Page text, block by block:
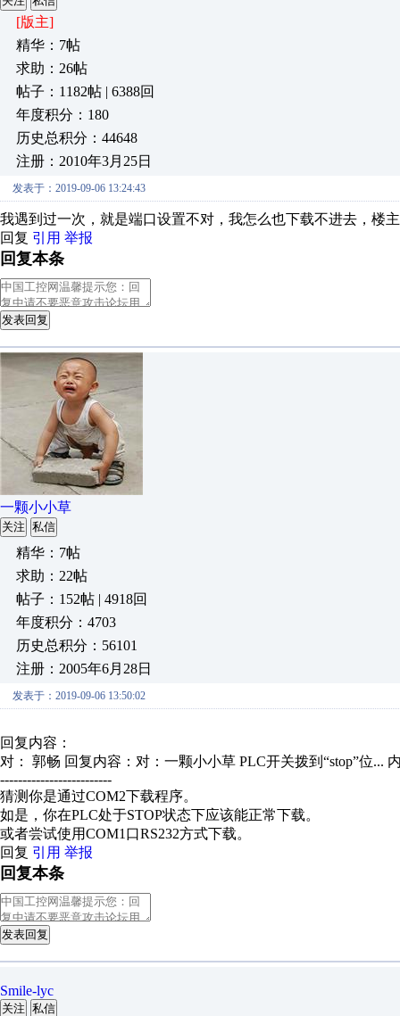
[版主]
精华：7帖
求助：26帖
帖子：1182帖 | 6388回
年度积分：180
历史总积分：44648
注册：2010年3月25日
发表于：2019-09-06 13:24:43
我遇到过一次，就是端口设置不对，我怎么也下载不进去，楼
回复 引用 举报
回复本条
发表回复
一颗小小草
关注 私信
精华：7帖
求助：22帖
帖子：152帖 | 4918回
年度积分：4703
历史总积分：56101
注册：2005年6月28日
发表于：2019-09-06 13:50:02
回复内容：
对： 郭畅 回复内容：对：一颗小小草 PLC开关拨到“stop”位...
-------------------------
猜测你是通过COM2下载程序。
如是，你在PLC处于STOP状态下应该能正常下载。
或者尝试使用COM1口RS232方式下载。
回复 引用 举报
回复本条
发表回复
Smile-lyc
关注 私信